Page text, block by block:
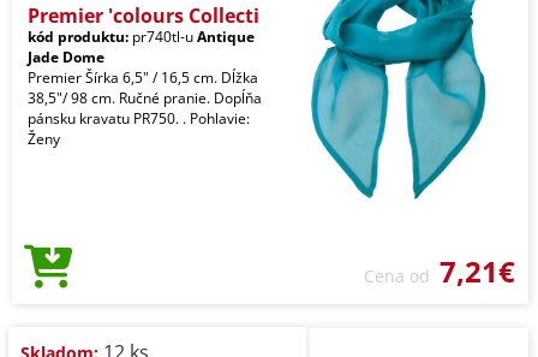
Premier 'colours Collecti
kód produktu: pr740tl-uAntique
Jade Dome
Premier Šírka 6,5" / 16,5 cm. Dĺžka
38,5"/ 98 cm. Ručné pranie. Dopĺňa
pánsku kravatu PR750. . Pohlavie:
Ženy
Cena od 7,21€
Skladom: